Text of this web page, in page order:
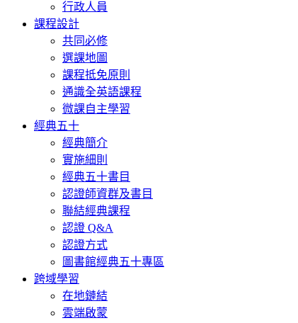
行政人員
課程設計
共同必修
選課地圖
課程抵免原則
通識全英語課程
微課自主學習
經典五十
經典簡介
實施細則
經典五十書目
認證師資群及書目
聯結經典課程
認證 Q&A
認證方式
圖書館經典五十專區
跨域學習
在地鏈結
雲端啟蒙